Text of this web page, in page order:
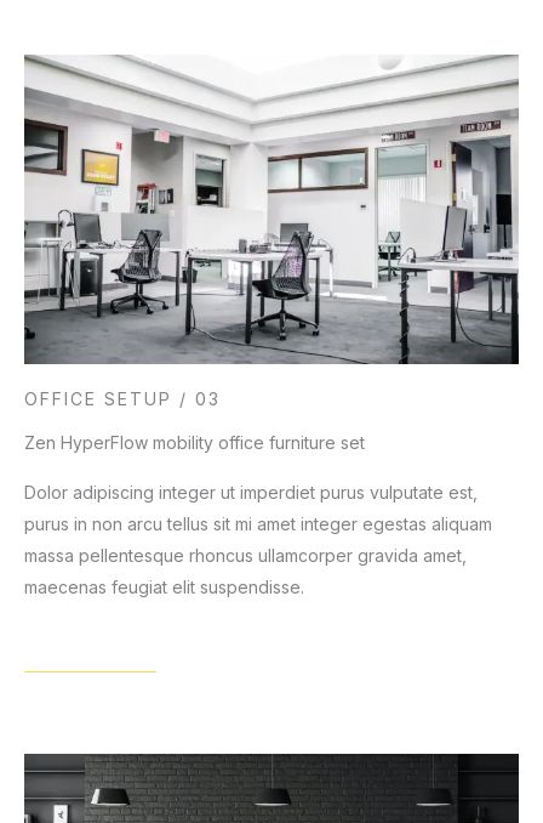
OFFICE SETUP / 03
Zen HyperFlow mobility office furniture set
Dolor adipiscing integer ut imperdiet purus vulputate est,
purus in non arcu tellus sit mi amet integer egestas aliquam
massa pellentesque rhoncus ullamcorper gravida amet,
maecenas feugiat elit suspendisse.